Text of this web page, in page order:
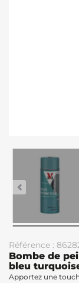
Référence :
Bombe de
bleu
Apportez une